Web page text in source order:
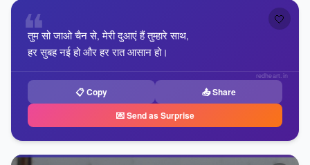
🤍
❝
तुम सो जाओ चैन से, मेरी दुआएं हैं तुम्हारे साथ,
हर सुबह नई हो और हर रात आसान हो।
📋 Copy
📤 Share
💌 Send as Surprise
redheart.in